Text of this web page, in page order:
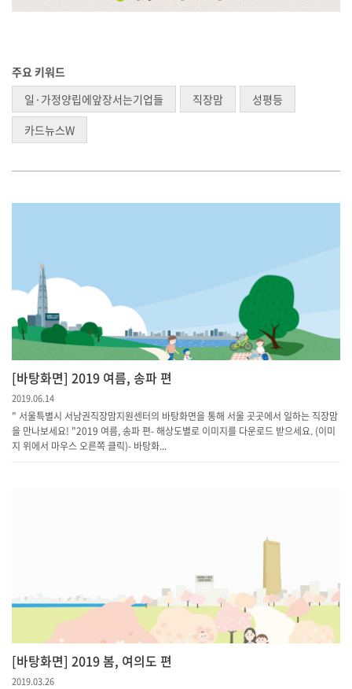
주요 키워드
일·가정양립에앞장서는기업들
직장맘
성평등
카드뉴스W
[바탕화면] 2019 여름, 송파 편
2019.06.14
" 서울특별시 서남권직장맘지원센터의 바탕화면을 통해 서울 곳곳에서 일하는 직장맘
을 만나보세요! "2019 여름, 송파 편- 해상도별로 이미지를 다운로드 받으세요. (이미
지 위에서 마우스 오른쪽 클릭)- 바탕화...
[바탕화면] 2019 봄, 여의도 편
2019.03.26